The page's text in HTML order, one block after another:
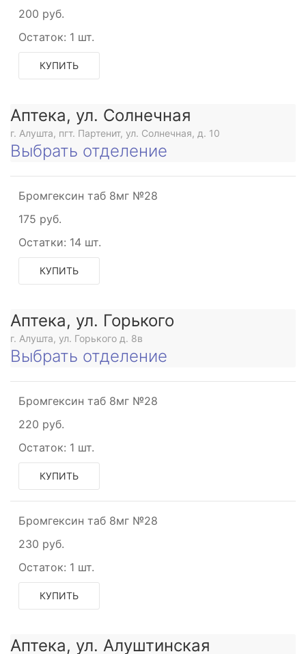
200 руб.
Остаток: 1 шт.
КУПИТЬ
Аптека, ул. Солнечная
г. Алушта, пгт. Партенит, ул. Солнечная, д. 10
Выбрать отделение
Бромгексин таб 8мг №28
175 руб.
Остатки: 14 шт.
КУПИТЬ
Аптека, ул. Горького
г. Алушта, ул. Горького д. 8в
Выбрать отделение
Бромгексин таб 8мг №28
220 руб.
Остаток: 1 шт.
КУПИТЬ
Бромгексин таб 8мг №28
230 руб.
Остаток: 1 шт.
КУПИТЬ
Аптека, ул. Алуштинская